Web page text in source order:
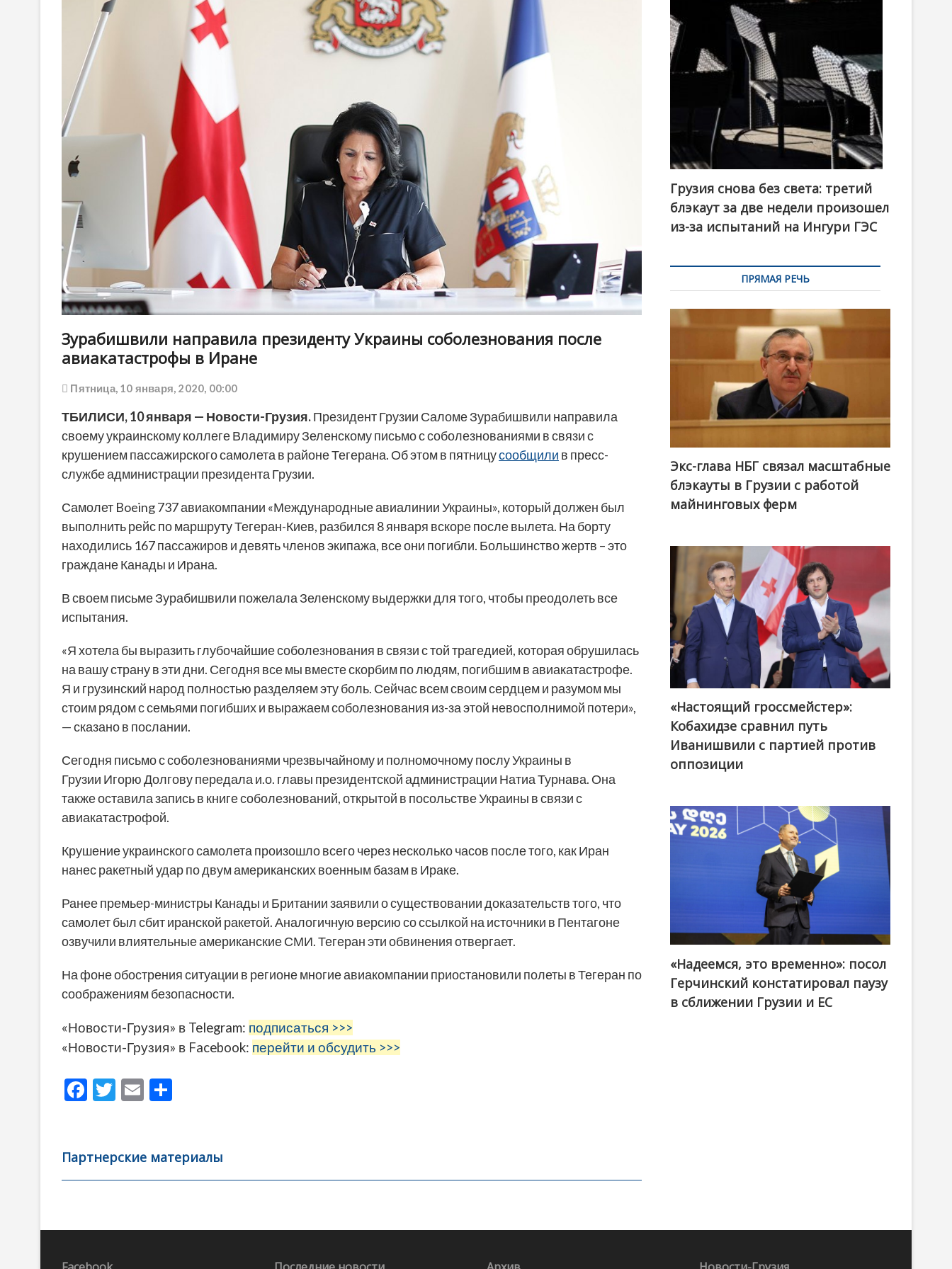
Зурабишвили направила президенту Украины соболезнования после
авиакатастрофы в Иране
Пятница, 10 января, 2020, 00:00
ТБИЛИСИ, 10 января — Новости-Грузия.Президент Грузии Саломе Зурабишвили направила
своему украинскому коллеге Владимиру Зеленскому письмо с соболезнованиями в связи с
крушением пассажирского самолета в районе Тегерана. Об этом в пятницусообщили в пресс-
службе администрации президента Грузии.
Самолет Boeing 737 авиакомпании «Международные авиалинии Украины», который должен был
выполнить рейс по маршруту Тегеран-Киев, разбился 8 января вскоре после вылета. На борту
находились 167 пассажиров и девять членов экипажа, все они погибли. Большинство жертв – это
граждане Канады и Ирана.
В своем письме Зурабишвили пожелала Зеленскому выдержки для того, чтобы преодолеть все
испытания.
«Я хотела бы выразить глубочайшие соболезнования в связи с той трагедией, которая обрушилась
на вашу страну в эти дни. Сегодня все мы вместе скорбим по людям, погибшим в авиакатастрофе.
Я и грузинский народ полностью разделяем эту боль. Сейчас всем своим сердцем и разумом мы
стоим рядом с семьями погибших и выражаем соболезнования из-за этой невосполнимой потери»,
— сказано в послании.
Сегодня письмо с соболезнованиями чрезвычайному и полномочному послу Украины в
Грузии Игорю Долгову передала и.о. главы президентской администрации Натиа Турнава. Она
также оставила запись в книге соболезнований, открытой в посольстве Украины в связи с
авиакатастрофой.
Крушение украинского самолета произошло всего через несколько часов после того, как Иран
нанес ракетный удар по двум американских военным базам в Ираке.
Ранее премьер-министры Канады и Британии заявили о существовании доказательств того, что
самолет был сбит иранской ракетой. Аналогичную версию со ссылкой на источники в Пентагоне
озвучили влиятельные американские СМИ. Тегеран эти обвинения отвергает.
На фоне обострения ситуации в регионе многие авиакомпании приостановили полеты в Тегеран по
соображениям безопасности.
«Новости-Грузия» в Telegram: подписаться >>>
«Новости-Грузия» в Facebook: перейти и обсудить >>>
F
b
o
k
T
er
E
l
а
в
ть
Партнерские материалы
Навигация
Грузия снова без света: третий
блэкаут за две недели произошел
из-за испытаний на Ингури ГЭС
ПРЯМАЯ РЕЧЬ
Экс-глава НБГ связал масштабные
блэкауты в Грузии с работой
майнинговых ферм
@ქართული ოცნება / Georgian Dream
«Настоящий гроссмейстер»:
Кобахидзе сравнил путь
Иванишвили с партией против
оппозиции
«Надеемся, это временно»: посол
Герчинский констатировал паузу
в сближении Грузии и ЕС